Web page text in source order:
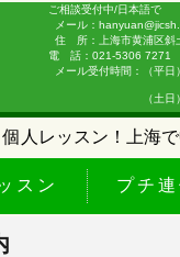
ご相談受付中/日本語で
メール：
住 所：上海市黄浦区斜
電 話：021-5306 7271
メール受付時間：（平
（土日）
人レッスン！上海
スン プチ